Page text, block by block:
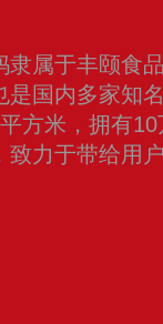
属于丰颐食
国内多家知
方米，拥有
致力于带给用